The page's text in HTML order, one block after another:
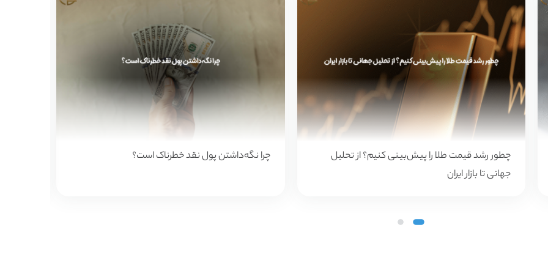
چرا نگه‌داشتن پول نقد خطرناک است؟
۷ استراتژی کم‌ریسک برای سرمایه‌گذاری با سرمایه کم در